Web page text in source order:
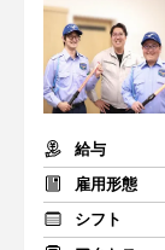
給与
雇用形態
シフト